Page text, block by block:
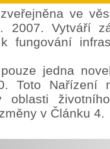
ve
2007. Vytváří
fungování
jedna
Toto Nařízení
v Článku 4.